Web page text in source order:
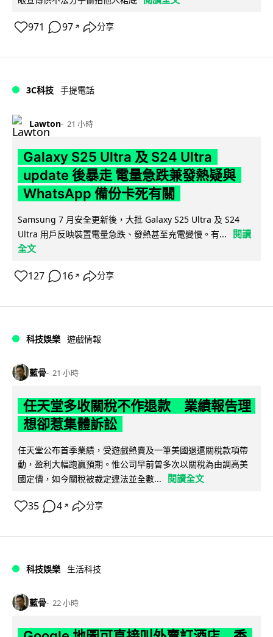
971 97 ↗ 分享
3C科技 手提電話
Lawton 21 小時
Galaxy S25 Ultra 及 S24 Ultra
update 後暴走 電量急跌兼發熱疑與
WhatsApp 備份卡死有關
Samsung 7 月安全更新後，大批 Galaxy S25 Ultra 及 S24
Ultra 用戶反映裝置電量急跌、發熱甚至充電變慢。有...
閱讀
全文
127 16 ↗ 分享
科技娛樂 遊戲情報
藍骨 21 小時
任天堂多收關稅不作退款 業績報告理
想卻惹集體訴訟
任天堂公布首季業績，受遊戲熱賣及一筆美國退還關稅款項帶
動，盈利大幅跑贏預期。惟公司早前曾多次以關稅為由調高美
國定價，如今關稅被裁定違法並全數...
閱讀全文
35 4 ↗ 分享
科技娛樂 生活科技
藍骨 22 小時